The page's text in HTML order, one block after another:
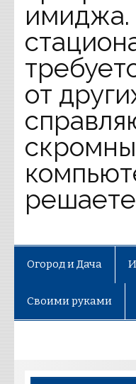
имиджа.
от
Огород и Дача
Своими руками